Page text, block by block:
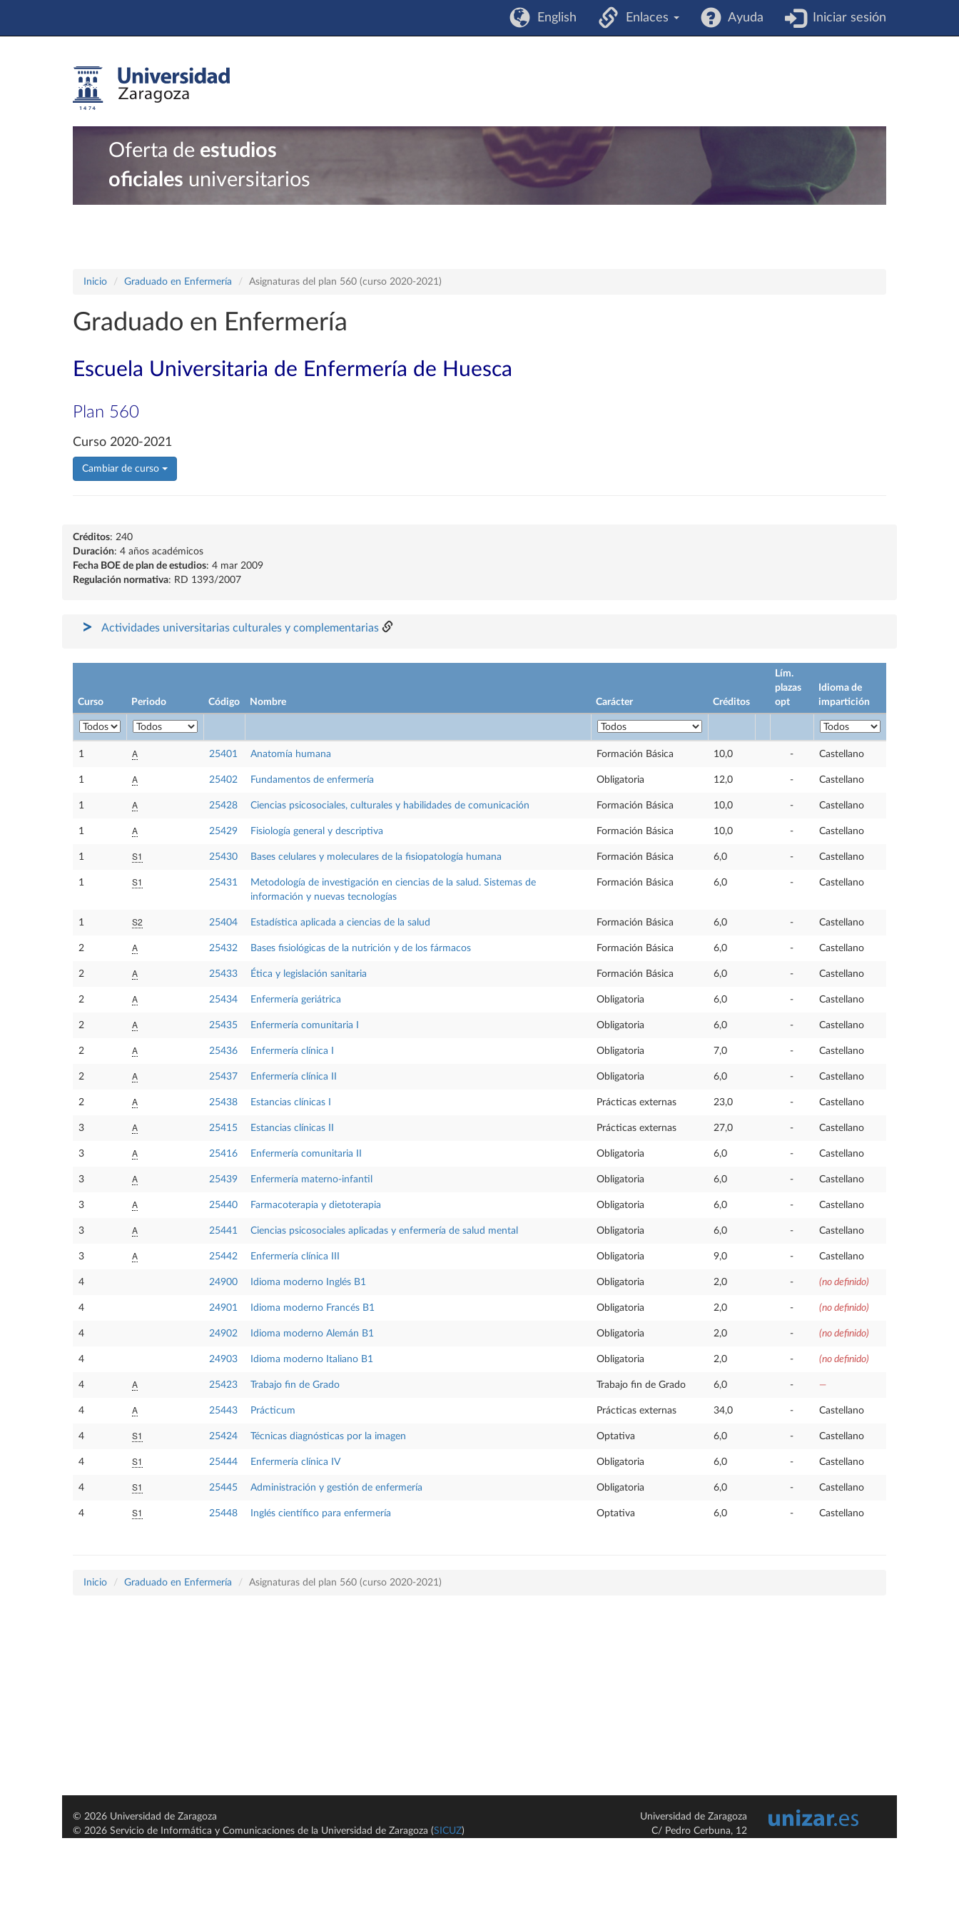
English Enlaces Ayuda Iniciar sesión
Oferta de estudios
oficiales universitarios
Inicio Graduado en Enfermería Asignaturas del plan 560 (curso 2020-2021)
Graduado en Enfermería
Escuela Universitaria de Enfermería de Huesca
Plan 560
Curso 2020-2021
Cambiar de curso
Créditos: 240
Duración: 4 años académicos
Fecha BOE de plan de estudios: 4 mar 2009
Regulación normativa: RD 1393/2007
Actividades universitarias culturales y complementarias
Curso Periodo Código Nombre Carácter Créditos
Lím.
plazas
opt
Idioma de
impartición
1 A 25401 Anatomía humana Formación Básica 10,0 - Castellano
1 A 25402 Fundamentos de enfermería Obligatoria 12,0 - Castellano
1 A 25428 Ciencias psicosociales, culturales y habilidades de comunicación Formación Básica 10,0 - Castellano
1 A 25429 Fisiología general y descriptiva Formación Básica 10,0 - Castellano
1 S1 25430 Bases celulares y moleculares de la fisiopatología humana Formación Básica 6,0 - Castellano
1 S1 25431
Metodología de investigación en ciencias de la salud. Sistemas de
información y nuevas tecnologías
Formación Básica 6,0 - Castellano
1 S2 25404 Estadística aplicada a ciencias de la salud Formación Básica 6,0 - Castellano
2 A 25432 Bases fisiológicas de la nutrición y de los fármacos Formación Básica 6,0 - Castellano
2 A 25433 Ética y legislación sanitaria Formación Básica 6,0 - Castellano
2 A 25434 Enfermería geriátrica Obligatoria 6,0 - Castellano
2 A 25435 Enfermería comunitaria I Obligatoria 6,0 - Castellano
2 A 25436 Enfermería clínica I Obligatoria 7,0 - Castellano
2 A 25437 Enfermería clínica II Obligatoria 6,0 - Castellano
2 A 25438 Estancias clínicas I Prácticas externas 23,0 - Castellano
3 A 25415 Estancias clínicas II Prácticas externas 27,0 - Castellano
3 A 25416 Enfermería comunitaria II Obligatoria 6,0 - Castellano
3 A 25439 Enfermería materno-infantil Obligatoria 6,0 - Castellano
3 A 25440 Farmacoterapia y dietoterapia Obligatoria 6,0 - Castellano
3 A 25441 Ciencias psicosociales aplicadas y enfermería de salud mental Obligatoria 6,0 - Castellano
3 A 25442 Enfermería clínica III Obligatoria 9,0 - Castellano
4 24900 Idioma moderno Inglés B1 Obligatoria 2,0 - (no definido)
4 24901 Idioma moderno Francés B1 Obligatoria 2,0 - (no definido)
4 24902 Idioma moderno Alemán B1 Obligatoria 2,0 - (no definido)
4 24903 Idioma moderno Italiano B1 Obligatoria 2,0 - (no definido)
4 A 25423 Trabajo fin de Grado Trabajo fin de Grado 6,0 - —
4 A 25443 Prácticum Prácticas externas 34,0 - Castellano
4 S1 25424 Técnicas diagnósticas por la imagen Optativa 6,0 - Castellano
4 S1 25444 Enfermería clínica IV Obligatoria 6,0 - Castellano
4 S1 25445 Administración y gestión de enfermería Obligatoria 6,0 - Castellano
4 S1 25448 Inglés científico para enfermería Optativa 6,0 - Castellano
Inicio Graduado en Enfermería Asignaturas del plan 560 (curso 2020-2021)
© 2026 Universidad de Zaragoza
© 2026 Servicio de Informática y Comunicaciones de la Universidad de Zaragoza (SICUZ)
Universidad de Zaragoza
C/ Pedro Cerbuna, 12